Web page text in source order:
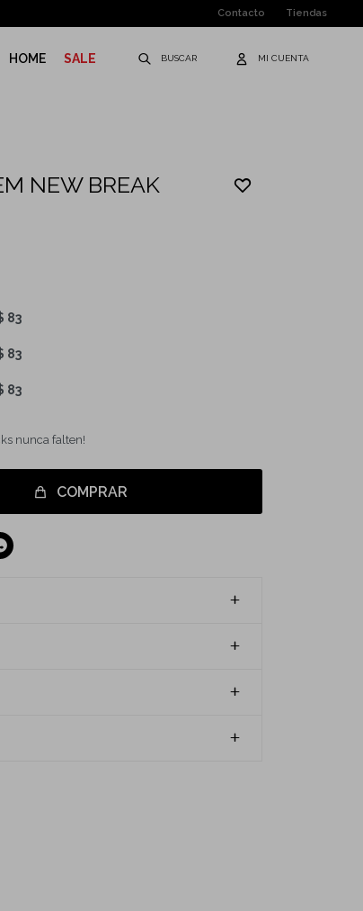
HOME SALE
Contacto Tiendas
NEW BREAK
83
83
83
nunca falten!
COMPRAR